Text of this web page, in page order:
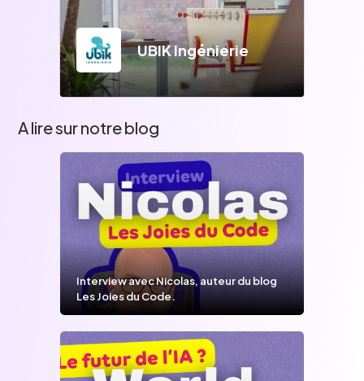
UBIK Ingénierie
A lire sur notre blog
Interview avec Nicolas, auteur du blog
Les Joies du Code.